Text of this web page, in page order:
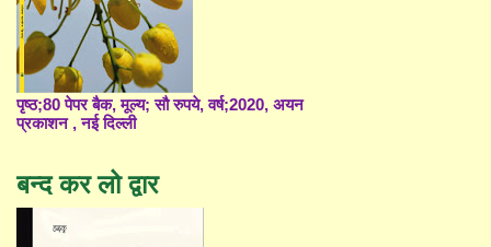
पृष्ठ;80 पेपर बैक, मूल्य; सौ रुपये, वर्ष;2020, अयन
प्रकाशन , नई दिल्ली
बन्द कर लो द्वार